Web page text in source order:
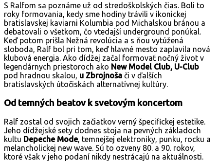
S Ralfom sa poznáme už od stredoškolských čias. Boli to
roky formovania, kedy sme hodiny trávili v ikonickej
bratislavskej kaviarni Kolumbia pod Michalskou bránou a
debatovali o všetkom, čo vtedajší underground ponúkal.
Keď potom prišla Nežná revolúcia a s ňou vytúžená
sloboda, Ralf bol pri tom, keď hlavné mesto zaplavila nová
klubová energia. Ako dídžej začal formovať nočný život v
legendárnych priestoroch ako New Model Club, U-Club
pod hradnou skalou, u Zbrojnoša či v ďalších
bratislavských útočiskách alternatívnej kultúry.
Od temných beatov k svetovým koncertom
Ralf zostal od svojich začiatkov verný špecifickej estetike.
Jeho dídžejské sety dodnes stoja na pevných základoch
kultu Depeche Mode, temnejšej elektroniky, punku, rocku a
melancholickej new wave. Sú to ozveny 80. a 90. rokov,
ktoré však v jeho podaní nikdy nestrácajú na aktuálnosti.